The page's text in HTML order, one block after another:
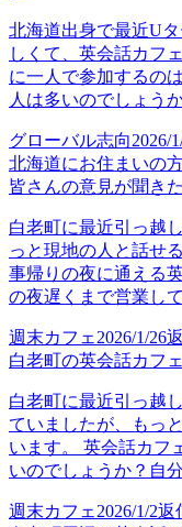
北海道出身で最近U
しくて、英会話カフ
に一人で参加するの
人は多いのでしょう
グローバル志向2026/
北海道にお住まいの
皆さんの意見が聞き
白老町に最近引っ越
っと現地の人と話せ
事帰りの夜に通える
の夜遅くまで営業し
週末カフェ 2026/1/26
白老町の英会話カフ
白老町に最近引っ越
ていましたが、もっ
います。 英会話カフ
いのでしょうか？自
週末カフェ 2026/1/2返